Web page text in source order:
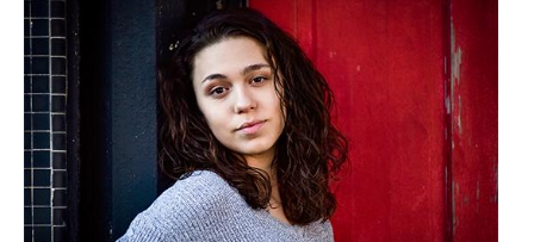
victimes
traite